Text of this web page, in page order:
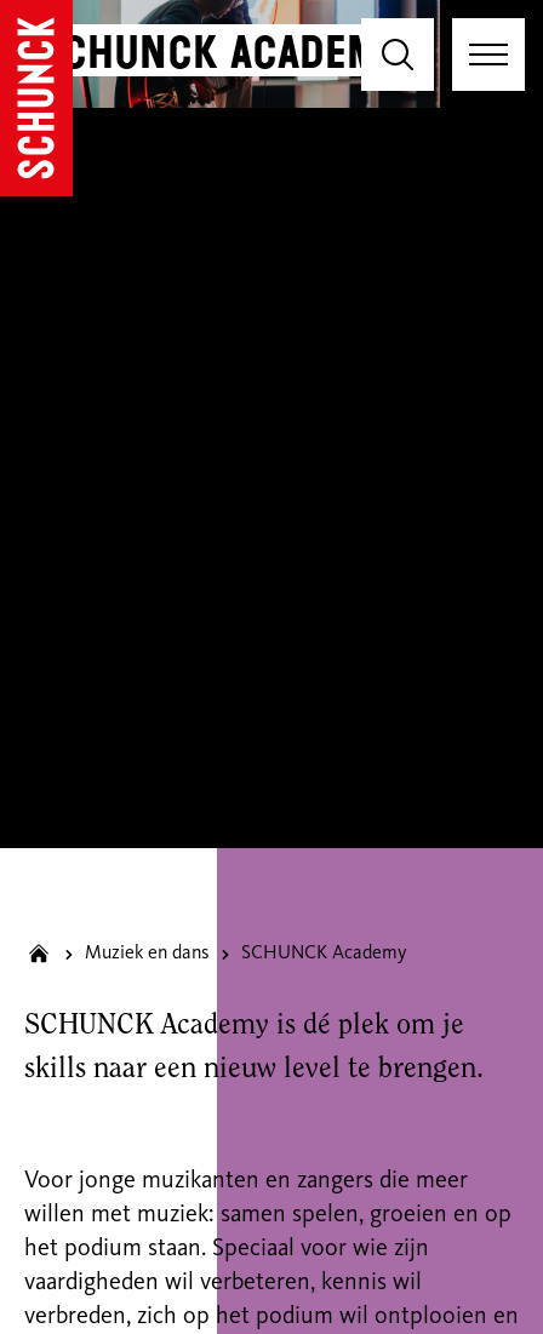
SCHUNCK Academy
Muziek en dans SCHUNCK Academy
SCHUNCK Academy is dé plek om je
skills naar een nieuw level te brengen.
Voor jonge muzikanten en zangers die meer
willen met muziek: samen spelen, groeien en op
het podium staan. Speciaal voor wie zijn
vaardigheden wil verbeteren, kennis wil
verbreden, zich op het podium wil ontplooien en